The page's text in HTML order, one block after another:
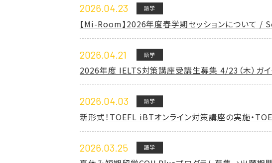
2026.04.23 語学
【Mi-Room】2026年度春学期セッションについ
2026.04.21 語学
2026年度 IELTS対策講座受講生募集 4/23（木）ガ
2026.04.03 語学
新形式！TOEFL iBTオンライン対策講座の実施・
2026.03.25 語学